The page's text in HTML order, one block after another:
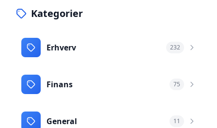
Kategorier
Erhverv 232
Finans 75
General 11